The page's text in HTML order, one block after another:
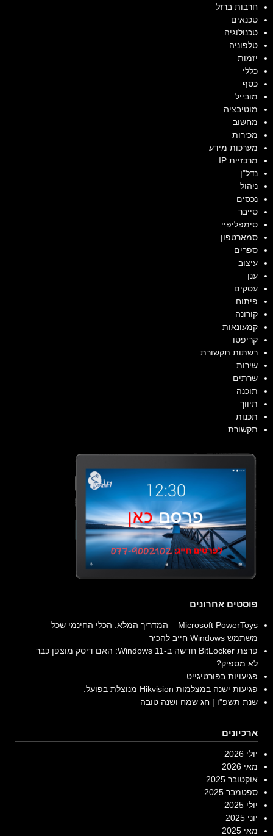
חרבות ברזל
טכנאים
טכנולוגיה
טלפוניה
יזמות
כללי
כסף
מובייל
מוטיבציה
מחשוב
מכירות
מערכות מידע
מרכזיית IP
נדל"ן
ניהול
נכסים
סייבר
סימפליפיי
סמארטפון
ספרים
עיצוב
ענן
עסקים
פיתוח
קורונה
קמעונאות
קריפטו
רשתות תקשורת
שירות
שרתים
תוכנה
תיווך
תכנות
תקשורת
פוסטים אחרונים
Microsoft PowerToys – המדריך המלא: הכלי החינמי שכל
משתמש Windows חייב להכיר
פרצת BitLocker חדשה ב-Windows 11: האם דיסק מוצפן כבר
לא מספיק?
פגיעויות בפורטיגייט
פגיעות ישנה במצלמות Hikvision מנוצלת בפועל.
שנת תשפ"ו | חג שמח ושנה טובה
ארכיונים
יולי 2026
מאי 2026
אוקטובר 2025
ספטמבר 2025
יולי 2025
יוני 2025
מאי 2025